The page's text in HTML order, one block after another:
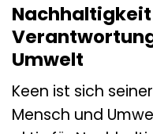
Nachhaltigkeit
Umwelt
Keen ist sich
Mensch und